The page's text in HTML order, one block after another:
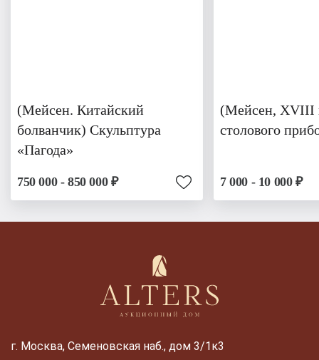
(Мейсен. Китайский
болванчик) Скульптура
«Пагода»
750 000 - 850 000 ₽
(Мейсен, XVIII
столового
7 000 - 10 000 ₽
г. Москва, Семеновская наб., дом 3/1к3